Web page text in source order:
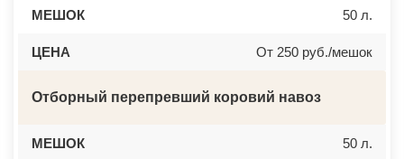
МЕШОК 50 л.
ЦЕНА От 250 руб./мешок
Отборный перепревший коровий навоз
МЕШОК 50 л.